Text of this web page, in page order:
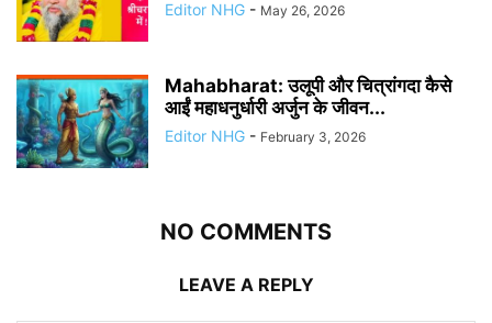
Editor NHG - May 26, 2026
Mahabharat: उलूपी और चित्रांगदा कैसे
आईं महाधनुर्धारी अर्जुन के जीवन...
Editor NHG - February 3, 2026
NO COMMENTS
LEAVE A REPLY